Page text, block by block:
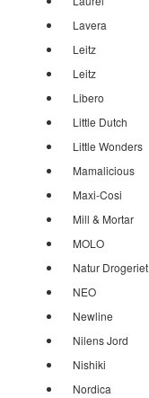
Lavera
Leitz
Leitz
Libero
Little Dutch
Little Wonders
Mamalicious
Maxi-Cosi
Mill & Mortar
MOLO
Natur Drogeriet
NEO
Newline
Nilens Jord
Nishiki
Nordica